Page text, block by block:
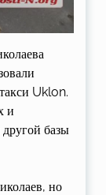
Uklon.
и
базы
но